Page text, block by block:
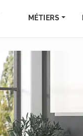
MÉTIERS